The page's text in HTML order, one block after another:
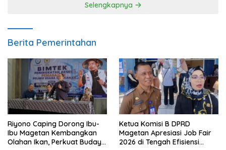
Selengkapnya
Berita Pemerintahan
Riyono Caping Dorong Ibu-
Ibu Magetan Kembangkan
Olahan Ikan, Perkuat Budaya
Ketua Komisi B DPRD
Magetan Apresiasi Job Fair
2026 di Tengah Efisiensi